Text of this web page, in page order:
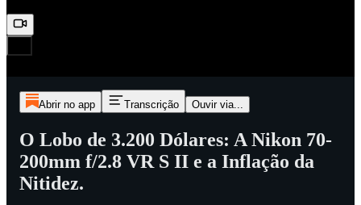
Abrir no app Transcrição Ouvir via...
O Lobo de 3.200 Dólares: A Nikon 70-
200mm f/2.8 VR S II e a Inflação da
Nitidez.